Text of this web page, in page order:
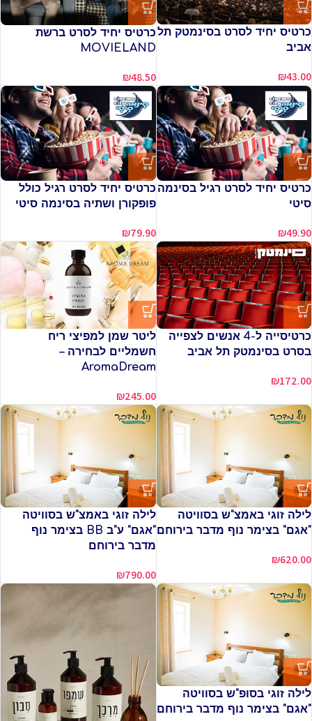
כרטיס יחיד לסרט בסינמטק תל
אביב
₪43.00
כרטיס יחיד לסרט ברשת
MOVIELAND
₪48.50
כרטיס יחיד לסרט רגיל בסינמה
סיטי
₪49.90
כרטיס יחיד לסרט רגיל כולל
פופקורן ושתיה בסינמה סיטי
₪79.90
כרטיסייה ל-4 אנשים לצפייה
בסרט בסינמטק תל אביב
₪172.00
ליטר שמן למפיצי ריח
חשמליים לבחירה –
AromaDream
₪245.00
לילה זוגי באמצ"ש בסוויטה
"אגם" בצימר נוף מדבר בירוחם
₪620.00
לילה זוגי באמצ"ש בסוויטה
"אגם" ע"ב BB בצימר נוף
מדבר בירוחם
₪790.00
לילה זוגי בסופ"ש בסוויטה
"אגם" בצימר נוף מדבר בירוחם